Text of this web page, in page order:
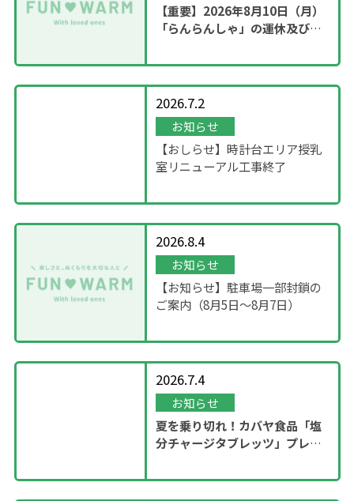
【重要】2026年8月10日（月）
「らんらんしゃ」の運休及び園
2026.7.2
お知らせ
【おしらせ】時計台エリア授乳
室リニューアル工事終了
2026.8.4
お知らせ
【お知らせ】駐車場一部封鎖の
ご案内（8月5日〜8月7日）
2026.7.4
お知らせ
夏を乗り切れ！カバヤ食品「塩
分チャージタブレッツ」プレゼ